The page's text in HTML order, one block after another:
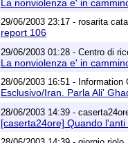
La nonviolenza e' in
29/06/2003 23:17 - rosarita
report 106
29/06/2003 01:28 - Centro di
La nonviolenza e' in
28/06/2003 16:51 - Information
Esclusivo/Iran. Parla Ali'
28/06/2003 14:39 -
[caserta24ore] Quando